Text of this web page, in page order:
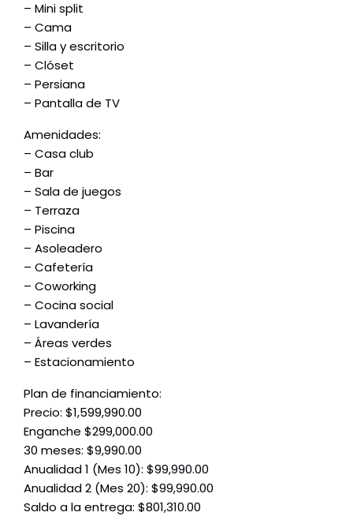
– Mini split
– Cama
– Silla y escritorio
– Clóset
– Persiana
– Pantalla de TV
Amenidades:
– Casa club
– Bar
– Sala de juegos
– Terraza
– Piscina
– Asoleadero
– Cafetería
– Coworking
– Cocina social
– Lavandería
– Áreas verdes
– Estacionamiento
Plan de financiamiento:
Precio: $1,599,990.00
Enganche $299,000.00
30 meses: $9,990.00
Anualidad 1 (Mes 10): $99,990.00
Anualidad 2 (Mes 20): $99,990.00
Saldo a la entrega: $801,310.00